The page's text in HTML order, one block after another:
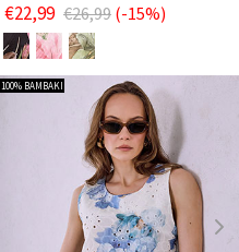
€22,99 €26,99 (-15%)
100% ΒΑΜΒΑΚΙ